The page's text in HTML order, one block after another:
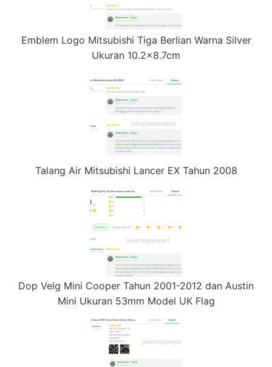
Emblem Logo Mitsubishi Tiga Berlian Warna Silver
Ukuran 10.2×8.7cm
Talang Air Mitsubishi Lancer EX Tahun 2008
Dop Velg Mini Cooper Tahun 2001-2012 dan Austin
Mini Ukuran 53mm Model UK Flag